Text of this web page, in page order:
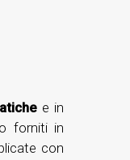
e in
forniti in
con